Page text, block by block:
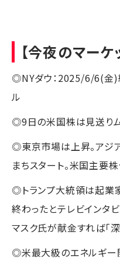
【今夜のマーケ
◎NYダウ：2025/6/6(金
ル
◎9日の米国株は見送り
◎東京市場は上昇。アジ
まちスタート。米国主要
◎トランプ大統領は起業
終わったとテレビインタ
マスク氏が献金すれば「
◎米最大級のエネルギ